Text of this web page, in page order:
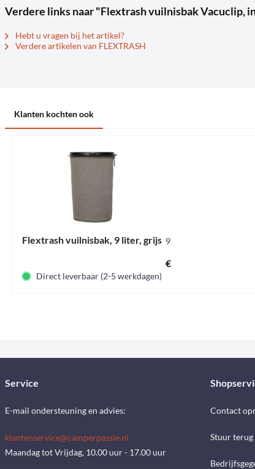
Verdere links naar "Flextrash vuilnisbak Vacuclip,
Hebt u vragen bij het artikel?
Verdere artikelen van FLEXTRASH
Klanten kochten ook
Flextrash vuilnisbak, 9 liter, grijs 9156296
€ 46,20 *
Direct leverbaar (2-5 werkdagen)
Service
E-mail ondersteuning en advies:
klantenservice@camperpassie.nl
Maandag tot Vrijdag, 10.00 uur - 17.00 uur
Contact
Stuur terug